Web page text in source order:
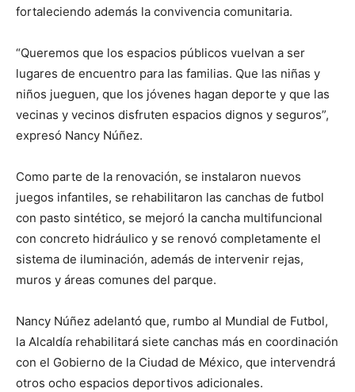
fortaleciendo además la convivencia comunitaria.
“Queremos que los espacios públicos vuelvan a ser
lugares de encuentro para las familias. Que las niñas y
niños jueguen, que los jóvenes hagan deporte y que las
vecinas y vecinos disfruten espacios dignos y seguros”,
expresó Nancy Núñez.
Como parte de la renovación, se instalaron nuevos
juegos infantiles, se rehabilitaron las canchas de futbol
con pasto sintético, se mejoró la cancha multifuncional
con concreto hidráulico y se renovó completamente el
sistema de iluminación, además de intervenir rejas,
muros y áreas comunes del parque.
Nancy Núñez adelantó que, rumbo al Mundial de Futbol,
la Alcaldía rehabilitará siete canchas más en coordinación
con el Gobierno de la Ciudad de México, que intervendrá
otros ocho espacios deportivos adicionales.